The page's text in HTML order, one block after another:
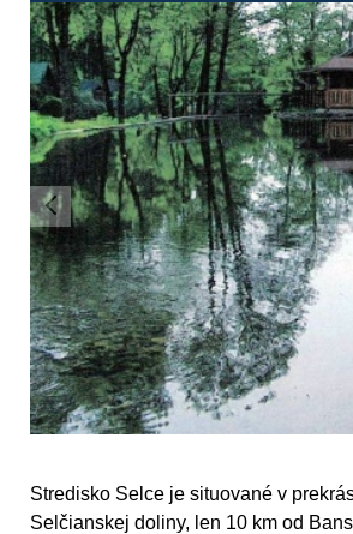
Stredisko Selce je situované v
Selčianskej doliny, len 10 km od